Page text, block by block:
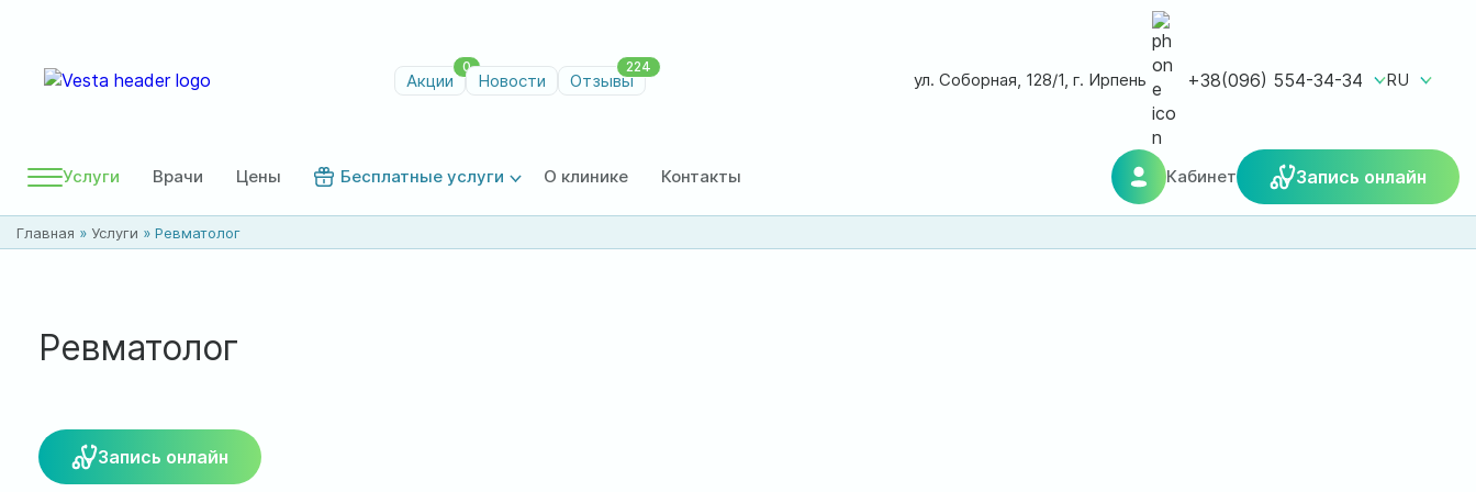
Акции
0
Новости Отзывы
224
ул. Соборная, 128/1, г. Ирпень +38(096) 554-34-34 RU
Услуги Врачи Цены Бесплатные услуги О клинике Контакты Кабинет Запись онлайн
Главная » Услуги » Ревматолог
Ревматолог
Запись онлайн